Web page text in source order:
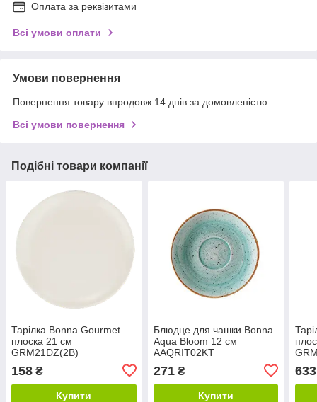
Оплата за реквізитами
Всі умови оплати
Умови повернення
Повернення товару впродовж 14 днів за домовленістю
Всі умови повернення
Подібні товари компанії
Тарілка Bonna Gourmet
плоска 21 см
GRM21DZ(2B)
158 ₴
Купити
Блюдце для чашки Bonna
Aqua Bloom 12 см
AAQRIT02KT
271₴
Купити
633